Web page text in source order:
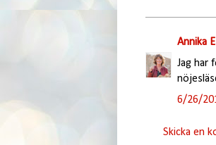
Annika
Jag har
6/26/
Skicka en